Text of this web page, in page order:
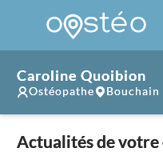
Caroline Quoibion
Ostéopathe Bouchain
Actualités de